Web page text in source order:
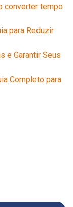
converter tempo
para Reduzir
e Garantir Seus
Completo para